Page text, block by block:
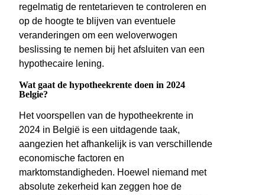
regelmatig de rentetarieven te controleren en
op de hoogte te blijven van eventuele
veranderingen om een weloverwogen
beslissing te nemen bij het afsluiten van een
hypothecaire lening.
Wat gaat de hypotheekrente doen in 2024
Belgie?
Het voorspellen van de hypotheekrente in
2024 in België is een uitdagende taak,
aangezien het afhankelijk is van verschillende
economische factoren en
marktomstandigheden. Hoewel niemand met
absolute zekerheid kan zeggen hoe de